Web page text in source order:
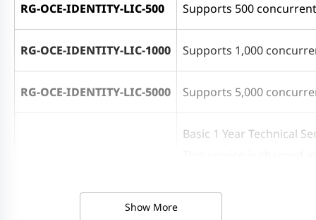
RG-OCE-IDENTITY-LIC-500 Supports 500
RG-OCE-IDENTITY-LIC-1000 Supports 1,000
RG-OCE-IDENTITY-LIC-5000 Supports 5,000
Basic 1 Year Technical
Note: Basic technical
Show More